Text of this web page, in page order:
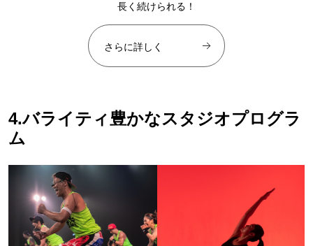
長く続けられる！
さらに詳しく
4.バライティ豊かなスタジオプログラ
ム